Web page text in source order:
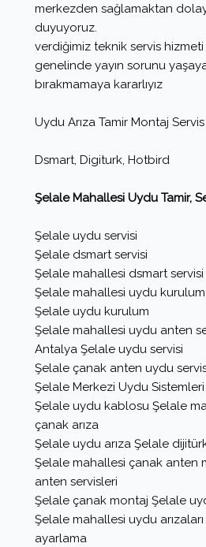
merkezden sağlamaktan
duyuyoruz.
verdiğimiz teknik servis
genelinde yayın sorunu
bırakmamaya kararlıyız
Uydu Arıza Tamir Montaj Servis
Dsmart, Digiturk, Hotbird
Şelale Mahallesi Uydu Tamir,
Şelale uydu servisi
Şelale dsmart servisi
Şelale mahallesi dsmart servisi
Şelale mahallesi uydu kurulum
Şelale uydu kurulum
Şelale mahallesi uydu anten
Antalya Şelale uydu servisi
Şelale çanak anten uydu
Şelale Merkezi Uydu Sistemleri
Şelale uydu kablosu Şelale
çanak arıza
Şelale uydu arıza Şelale
Şelale mahallesi çanak anten
anten servisleri
Şelale çanak montaj Şelale
Şelale mahallesi uydu
ayarlama